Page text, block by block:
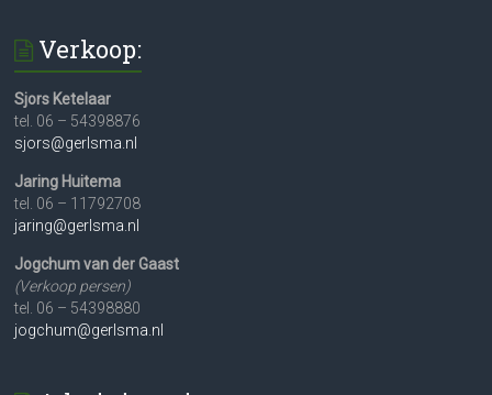
Verkoop:
Sjors Ketelaar
tel. 06 – 54398876
sjors@gerlsma.nl
Jaring Huitema
tel. 06 – 11792708
jaring@gerlsma.nl
Jogchum van der Gaast
(Verkoop persen)
tel. 06 – 54398880
jogchum@gerlsma.nl